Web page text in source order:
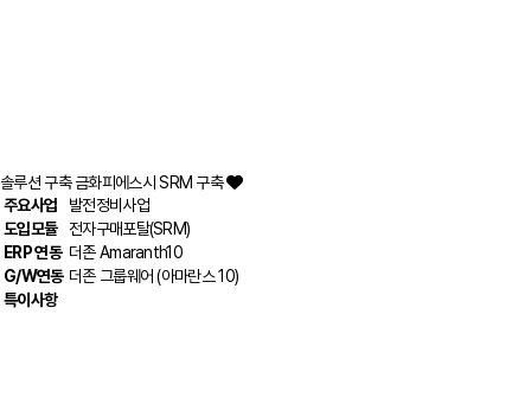
솔루션 구축 금화피에스시 SRM 구축
주요사업
발전정비사업
도입모듈
전자구매포탈(SRM)
ERP 연동 더존 Amaranth10
G/W연동 더존 그룹웨어 (아마란스 10)
특이사항